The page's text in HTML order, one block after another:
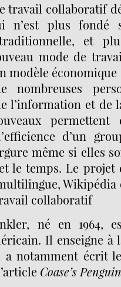
travail collaboratif
plus fondé
et
mode de
modèle
nombreuses
l’information et de
permettent
d’un
même si elles
le temps. Le projet
Wikipédia
collaboratif
né en 1964,
Il enseigne à
a notamment écrit
Coase’s